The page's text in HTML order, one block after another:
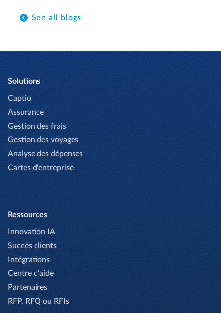
See all blogs
Solutions
Captio
Assurance
Gestion des frais
Gestion des voyages
Analyse des dépenses
Cartes d'entreprise
Ressources
Innovation IA
Succès clients
Intégrations
Centre d'aide
Partenaires
RFP, RFQ ou RFIs